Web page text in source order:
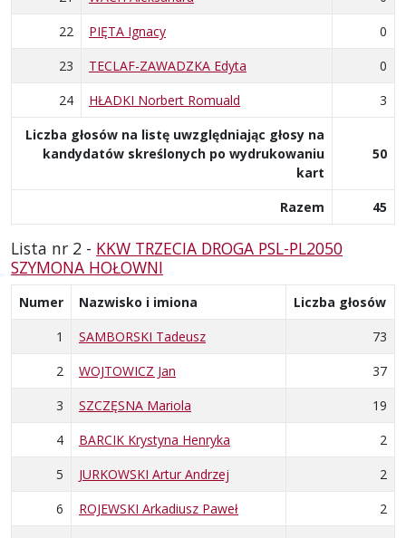
22
PIĘTA Ignacy
0
23
TECLAF-ZAWADZKA Edyta
0
24
HŁADKI Norbert Romuald
3
Liczba głosów na listę uwzględniając głosy na
kandydatów skreślonych po wydrukowaniu
kart
50
Razem 45
Lista nr 2 - KKW TRZECIA DROGA PSL-PL2050
SZYMONA HOŁOWNI
Numer Nazwisko i imiona
Liczba głosów
1
SAMBORSKI Tadeusz
73
2
WOJTOWICZ Jan
37
3
SZCZĘSNA Mariola
19
4
BARCIK Krystyna Henryka
2
5
JURKOWSKI Artur Andrzej
2
6
ROJEWSKI Arkadiusz Paweł
2